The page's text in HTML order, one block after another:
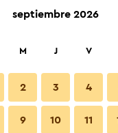
septiembre 2026
M J V
2 3 4
9 10 11